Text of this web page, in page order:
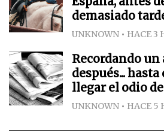
demasiado
UNKNOWN HACE 3
Recordando
después...
llegar el odio
UNKNOWN HACE 5